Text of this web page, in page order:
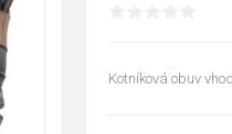
Kotníková obuv